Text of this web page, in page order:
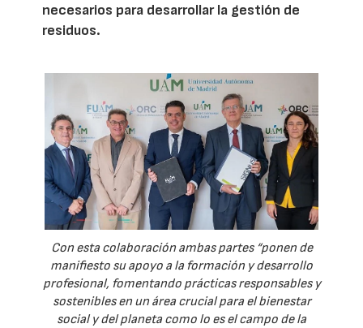
necesarios para desarrollar la gestión de
residuos.
Con esta colaboración ambas partes “ponen de
manifiesto su apoyo a la formación y desarrollo
profesional, fomentando prácticas responsables y
sostenibles en un área crucial para el bienestar
social y del planeta como lo es el campo de la